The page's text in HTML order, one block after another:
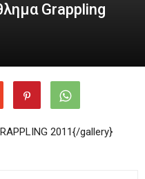
Grappling
2011{/gallery}